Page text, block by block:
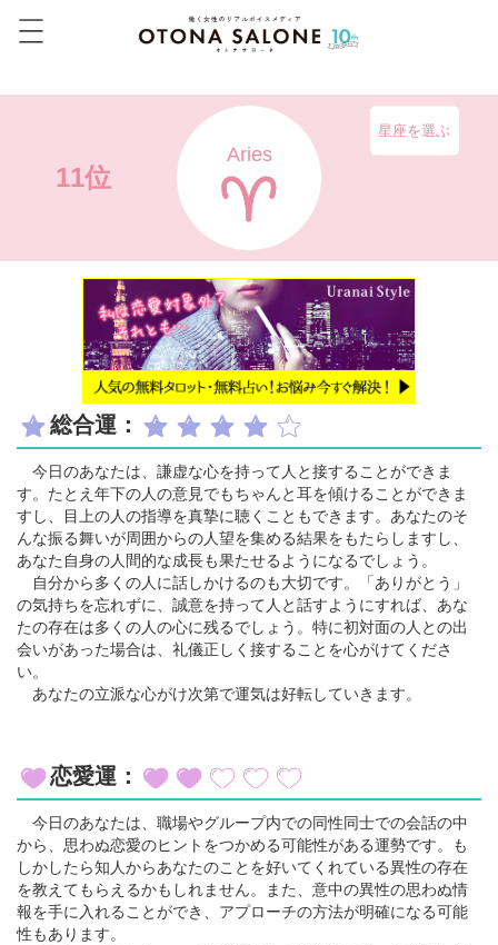
11位
Aries
星座を選ぶ
総合運：
今日のあなたは、謙虚な心を持って人と接することができま
す。たとえ年下の人の意見でもちゃんと耳を傾けることができま
すし、目上の人の指導を真摯に聴くこともできます。あなたのそ
んな振る舞いが周囲からの人望を集める結果をもたらしますし、
あなた自身の人間的な成長も果たせるようになるでしょう。
自分から多くの人に話しかけるのも大切です。「ありがとう」
の気持ちを忘れずに、誠意を持って人と話すようにすれば、あな
たの存在は多くの人の心に残るでしょう。特に初対面の人との出
会いがあった場合は、礼儀正しく接することを心がけてくださ
い。
あなたの立派な心がけ次第で運気は好転していきます。
恋愛運：
今日のあなたは、職場やグループ内での同性同士での会話の中
から、思わぬ恋愛のヒントをつかめる可能性がある運勢です。も
しかしたら知人からあなたのことを好いてくれている異性の存在
を教えてもらえるかもしれません。また、意中の異性の思わぬ情
報を手に入れることができ、アプローチの方法が明確になる可能
性もあります。